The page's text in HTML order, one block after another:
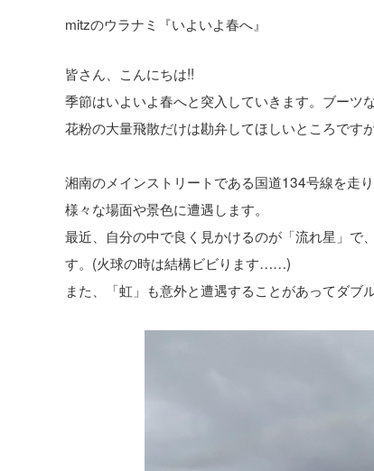
mitzのウラナミ『いよいよ春へ』
皆さん、こんにちは!!
季節はいよいよ春へと突入していきます。ブーツ
花粉の大量飛散だけは勘弁してほしいところです
湘南のメインストリートである国道134号線を走
様々な場面や景色に遭遇します。
最近、自分の中で良く見かけるのが「流れ星」で
す。(火球の時は結構ビビります……)
また、「虹」も意外と遭遇することがあってダブ